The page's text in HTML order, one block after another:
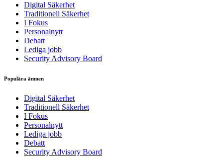
Digital Säkerhet
Traditionell Säkerhet
I Fokus
Personalnytt
Debatt
Lediga jobb
Security Advisory Board
Populära ämnen
Digital Säkerhet
Traditionell Säkerhet
I Fokus
Personalnytt
Lediga jobb
Debatt
Security Advisory Board